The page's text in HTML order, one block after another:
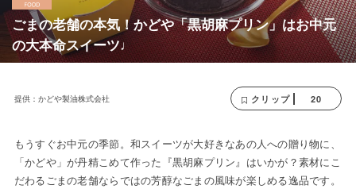
ごまの老舗の本気！かどや「黒胡麻プリン」はお中元
の大本命スイーツ♩
提供：かどや製油株式会社 クリップ 20
もうすぐお中元の季節。和スイーツが大好きなあの人への贈り物に、
「かどや」が丹精こめて作った『黒胡麻プリン』はいかが？素材にこ
だわるごまの老舗ならではの芳醇なごまの風味が楽しめる逸品です。